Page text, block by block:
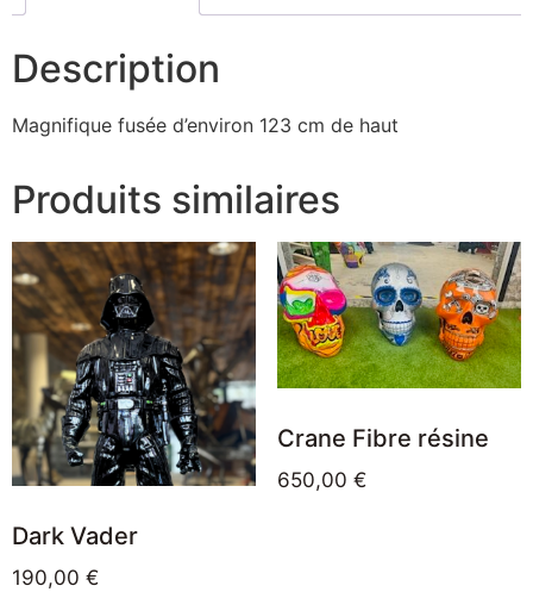
Description
Magnifique fusée d’environ 123 cm de haut
Produits similaires
Dark Vader
190,00 €
Crane Fibre résine
650,00 €